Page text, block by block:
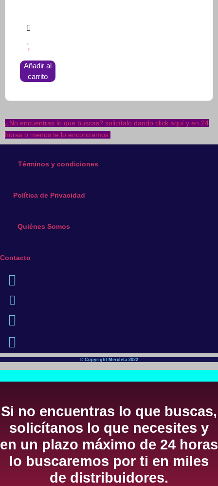
Añadir al
carrito
¿No encuentras lo que buscas? solicítalo dando click aquí y en 24
horas o menos te lo encontramos.
Términos y condiciones
Política de Privacidad
Quiénes Somos
Contacto
© Copyright Mercleta 2022
Si no encuentras lo que buscas,
solicítanos lo que necesites y
en un plazo máximo de 24 horas
lo buscaremos por ti en miles
de distribuidores.